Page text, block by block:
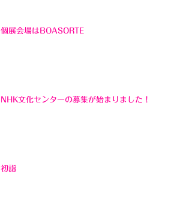
個展会場はBOASORTE
NHK文化センターの募集が始まりました！
初詣